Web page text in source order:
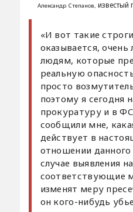
Александр Степанов,
«И вот такие
оказывается, очень
людям, которые
реальную
просто
поэтому я сегодня
прокуратуру и в
сообщили мне,
действует в
отношении
случае выявления
соответствующие
изменят меру
он кого-нибудь